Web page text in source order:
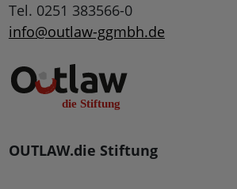
Tel. 0251 383566-0
info@outlaw-ggmbh.de
OUTLAW.die Stiftung